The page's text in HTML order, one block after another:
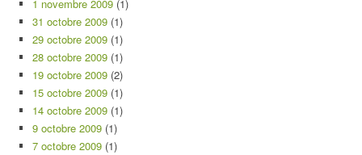
1 novembre 2009 (1)
31 octobre 2009 (1)
29 octobre 2009 (1)
28 octobre 2009 (1)
19 octobre 2009 (2)
15 octobre 2009 (1)
14 octobre 2009 (1)
9 octobre 2009 (1)
7 octobre 2009 (1)